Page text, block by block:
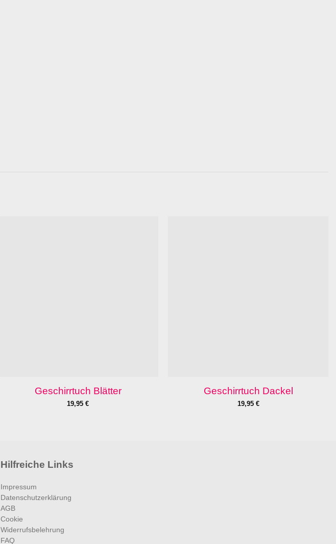
Geschirrtuch Blätter
19,95€
Geschirrtuch Dackel
19,95 €
Hilfreiche Links
Impressum
Datenschutzerklärung
AGB
Cookie
Widerrufsbelehrung
FAQ